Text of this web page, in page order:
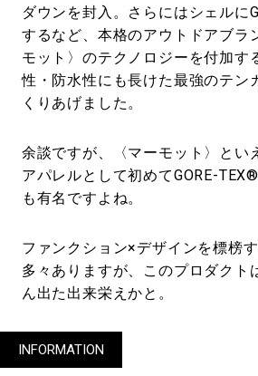
ダウンを封入。さらにはシェルに
するなど、本格のアウトドアブラ
モット〉のテクノロジーを付加す
性・防水性にも長けた最強のテン
くりあげました。
余談ですが、〈マーモット〉とい
アパレルとして初めてGORE-
も有名ですよね。
ファンクション×デザインを標榜
多々ありますが、このプロダクト
ん出た出来栄えかと。
INFORMATION